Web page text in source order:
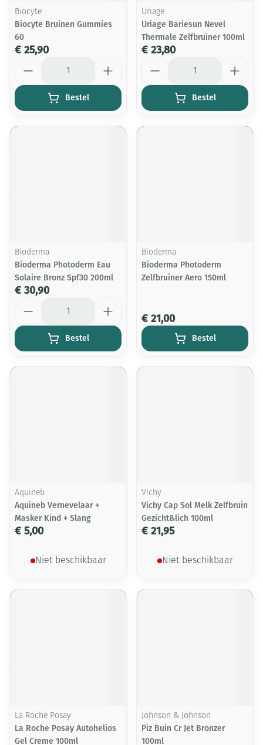
Biocyte
Biocyte Bruinen Gummies
60
€ 25,90
Bestel
Uriage
Uriage Bariesun Nevel
Thermale Zelfbruiner 100ml
€ 23,80
Bestel
Bioderma
Bioderma Photoderm Eau
Solaire Bronz Spf30 200ml
€ 30,90
Bestel
Bioderma
Bioderma Photoderm
Zelfbruiner Aero 150ml
€ 21,00
Bestel
Aquineb
Aquineb Vernevelaar +
Masker Kind + Slang
€ 5,00
Niet beschikbaar
Vichy
Vichy Cap Sol Melk Zelfbruin
Gezicht&lich 100ml
€ 21,95
Niet beschikbaar
La Roche Posay
La Roche Posay Autohelios
Gel Creme 100ml
Johnson & Johnson
Piz Buin Cr Jet Bronzer
100ml